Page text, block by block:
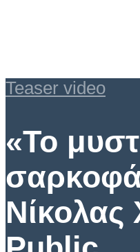
Teaser video
«Το
Νίκολας